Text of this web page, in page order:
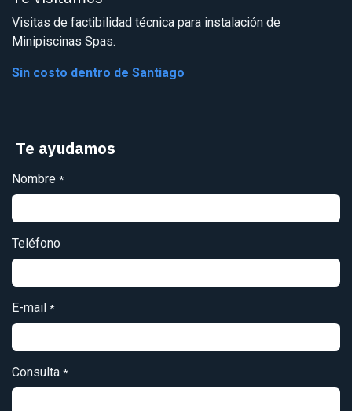
Visitas de factibilidad técnica para instalación de
Minipiscinas Spas.
Sin costo dentro de Santiago
Te ayudamos
Nombre *
Teléfono
E-mail *
Consulta *